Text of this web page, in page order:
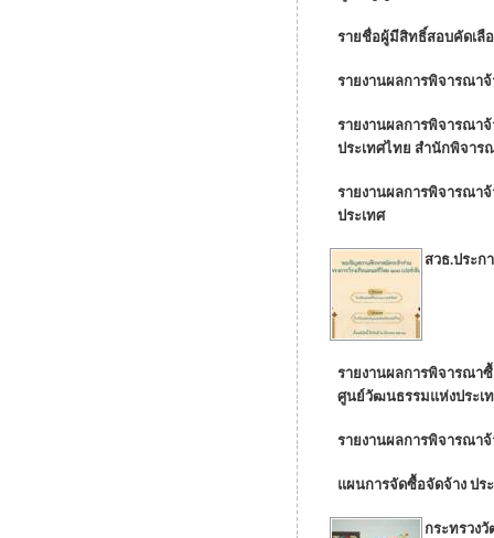
รายชื่อผู้มีสิทธิ์สอบคัดเลื
รายงานผลการพิจารณา
รายงานผลการพิจารณา
ประเทศไทย สำนักพิจา
รายงานผลการพิจารณา
ประเทศ
สวธ.ประก
รายงานผลการพิจารณา
ศูนย์วัฒนธรรมแห่งประเ
รายงานผลการพิจารณา
แผนการจัดซื้อจัดจ้าง ป
กระทรวง